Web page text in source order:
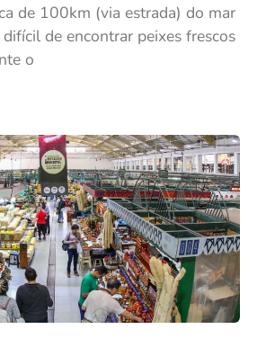
de 100km (via estrada) do mar
de encontrar peixes frescos
o